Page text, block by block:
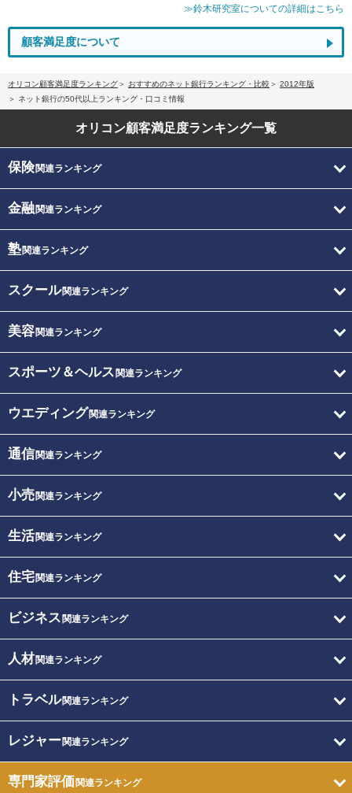
≫鈴木研究室についての詳細はこちら
顧客満足度について
オリコン顧客満足度ランキング おすすめのネット銀行ランキング・比較
2012年版
ネット銀行の50代以上ランキング・口コミ情報
オリコン顧客満足度ランキング一覧
保険関連ランキング
金融関連ランキング
塾関連ランキング
スクール関連ランキング
美容関連ランキング
スポーツ＆ヘルス 関連ランキング
ウエディング関連ランキング
通信関連ランキング
小売関連ランキング
生活関連ランキング
住宅関連ランキング
ビジネス 関連ランキング
人材関連ランキング
トラベル関連ランキング
レジャー関連ランキング
専門家評価関連ランキング